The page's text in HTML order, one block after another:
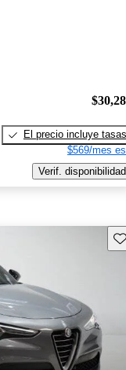
El precio incluye tasas
$569/mes
Verif. disponibilidad